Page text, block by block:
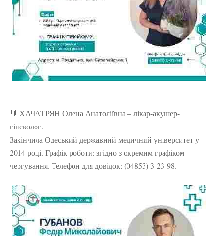
🔰 ХАЧАТРЯН Олена Анатоліївна – лікар-акушер-
гінеколог.
Закінчила Одеський державний медичний університет у
2014 році. Графік роботи: згідно з окремим графіком
чергування. Телефон для довідок: (04853) 3-23-98.